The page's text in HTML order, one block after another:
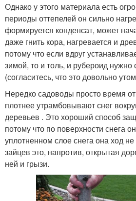
Однако у этого материала есть
периоды оттепелей он сильно
формируется конденсат, может
даже гнить кора, нагревается и
потому что если вдруг
зимой, то и толь, и рубероид нужно
(согласитесь, что это довольно
Нередко садоводы просто время
плотнее утрамбовывают снег
деревьев . Это хороший способ
потому что по поверхности снега
уплотненном слое снега она ход
зайцев это, напротив, открытая
ней и грызи.